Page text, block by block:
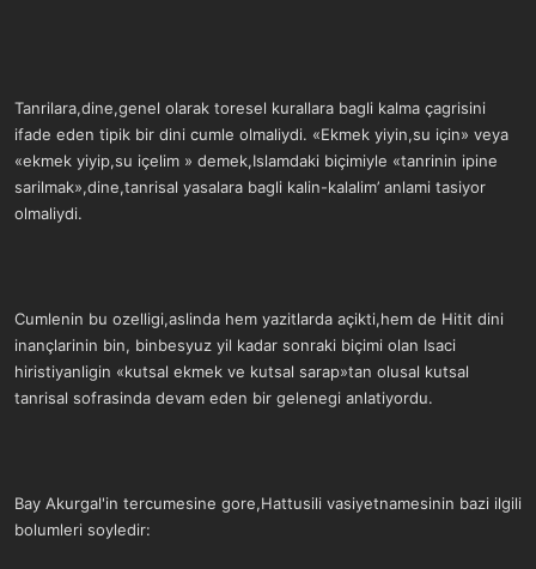
Tanrilara,dine,genel olarak toresel kurallara bagli kalma çagrisini
ifade eden tipik bir dini cumle olmaliydi. «Ekmek yiyin,su için» veya
«ekmek yiyip,su içelim » demek,Islamdaki biçimiyle «tanrinin ipine
sarilmak»,dine,tanrisal yasalara bagli kalin-kalalim’ anlami tasiyor
olmaliydi.
Cumlenin bu ozelligi,aslinda hem yazitlarda açikti,hem de Hitit dini
inançlarinin bin, binbesyuz yil kadar sonraki biçimi olan Isaci
hiristiyanligin «kutsal ekmek ve kutsal sarap»tan olusal kutsal
tanrisal sofrasinda devam eden bir gelenegi anlatiyordu.
Bay Akurgal'in tercumesine gore,Hattusili vasiyetnamesinin bazi ilgili
bolumleri soyledir: